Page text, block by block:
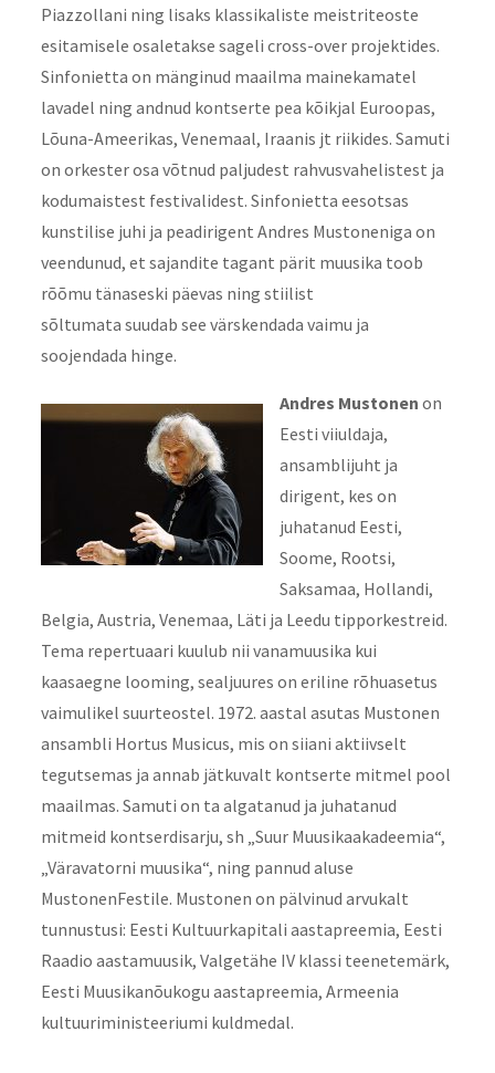
Piazzollani ning lisaks klassikaliste meistriteoste
esitamisele osaletakse sageli cross-over projektides.
Sinfonietta on mänginud maailma mainekamatel
lavadel ning andnud kontserte pea kõikjal Euroopas,
Lõuna-Ameerikas, Venemaal, Iraanis jt riikides. Samuti
on orkester osa võtnud paljudest rahvusvahelistest ja
kodumaistest festivalidest. Sinfonietta eesotsas
kunstilise juhi ja peadirigent Andres Mustoneniga on
veendunud, et sajandite tagant pärit muusika toob
rõõmu tänaseski päevas ning stiilist
sõltumata suudab see värskendada vaimu ja
soojendada hinge.
Andres Mustonen on
Eesti viiuldaja,
ansamblijuht ja
dirigent, kes on
juhatanud Eesti,
Soome, Rootsi,
Saksamaa, Hollandi,
Belgia, Austria, Venemaa, Läti ja Leedu tipporkestreid.
Tema repertuaari kuulub nii vanamuusika kui
kaasaegne looming, sealjuures on eriline rõhuasetus
vaimulikel suurteostel. 1972. aastal asutas Mustonen
ansambli Hortus Musicus, mis on siiani aktiivselt
tegutsemas ja annab jätkuvalt kontserte mitmel pool
maailmas. Samuti on ta algatanud ja juhatanud
mitmeid kontserdisarju, sh „Suur Muusikaakadeemia“,
„Väravatorni muusika“, ning pannud aluse
MustonenFestile. Mustonen on pälvinud arvukalt
tunnustusi: Eesti Kultuurkapitali aastapreemia, Eesti
Raadio aastamuusik, Valgetähe IV klassi teenetemärk,
Eesti Muusikanõukogu aastapreemia, Armeenia
kultuuriministeeriumi kuldmedal.